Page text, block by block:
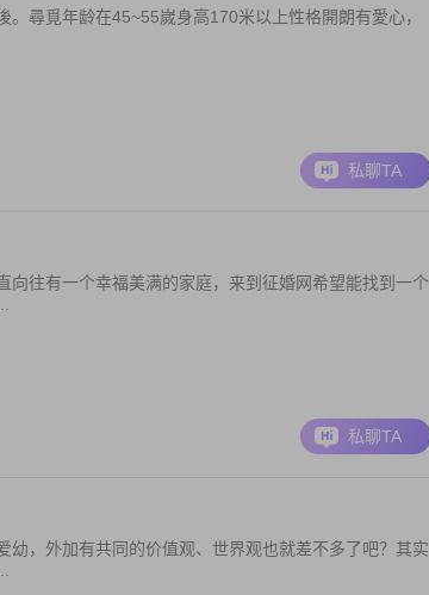
尋覓年龄在45~55嵗身高170米以上性格開朗有愛心，
私聊TA
往有一个幸福美满的家庭，来到征婚网希望能找到一个
私聊TA
，外加有共同的价值观、世界观也就差不多了吧？其实